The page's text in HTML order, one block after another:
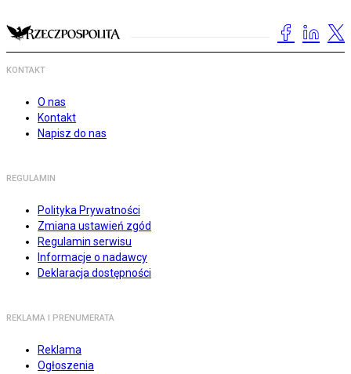
KONTAKT
O nas
Kontakt
Napisz do nas
REGULAMIN
Polityka Prywatności
Zmiana ustawień zgód
Regulamin serwisu
Informacje o nadawcy
Deklaracja dostępności
REKLAMA I PRENUMERATA
Reklama
Ogłoszenia